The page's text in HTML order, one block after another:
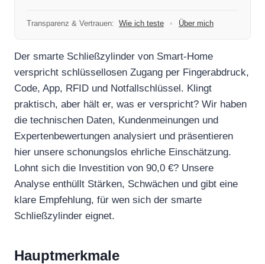
Transparenz & Vertrauen: Wie ich teste • Über mich
Der smarte Schließzylinder von Smart-Home
verspricht schlüssellosen Zugang per Fingerabdruck,
Code, App, RFID und Notfallschlüssel. Klingt
praktisch, aber hält er, was er verspricht? Wir haben
die technischen Daten, Kundenmeinungen und
Expertenbewertungen analysiert und präsentieren
hier unsere schonungslos ehrliche Einschätzung.
Lohnt sich die Investition von 90,0 €? Unsere
Analyse enthüllt Stärken, Schwächen und gibt eine
klare Empfehlung, für wen sich der smarte
Schließzylinder eignet.
Hauptmerkmale